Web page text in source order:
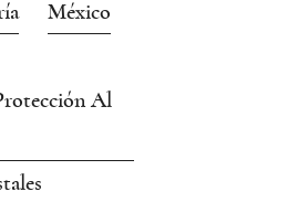
México
Al